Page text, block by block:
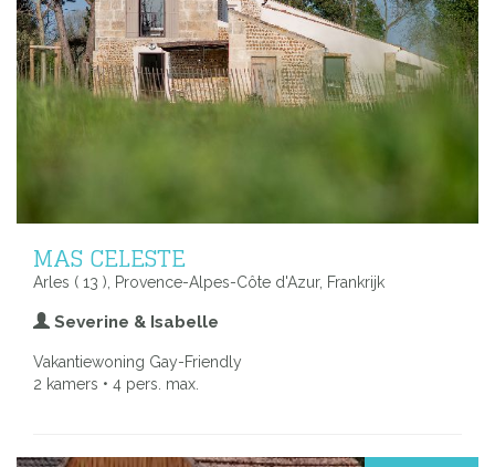
MAS CELESTE
Arles ( 13 ), Provence-Alpes-Côte d'Azur, Frankrijk
Severine & Isabelle
Vakantiewoning Gay-Friendly
2 kamers • 4 pers. max.